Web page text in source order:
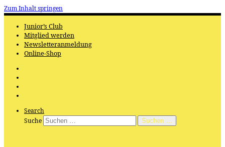
Zum Inhalt springen
Junior’s Club
Mitglied werden
Newsletteranmeldung
Online-Shop
Search
Suche
Suchen …